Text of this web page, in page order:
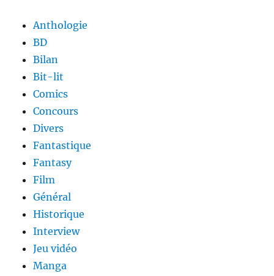
Anthologie
BD
Bilan
Bit-lit
Comics
Concours
Divers
Fantastique
Fantasy
Film
Général
Historique
Interview
Jeu vidéo
Manga